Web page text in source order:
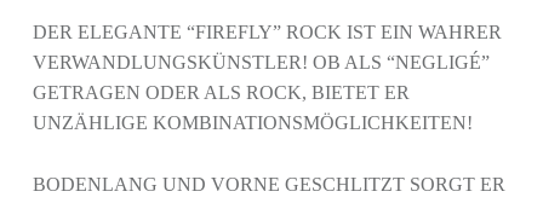
DER ELEGANTE “FIREFLY” ROCK IST EIN WAHRER
VERWANDLUNGSKÜNSTLER! OB ALS “NEGLIGÉ”
GETRAGEN ODER ALS ROCK, BIETET ER
UNZÄHLIGE KOMBINATIONSMÖGLICHKEITEN!
BODENLANG UND VORNE GESCHLITZT SORGT ER